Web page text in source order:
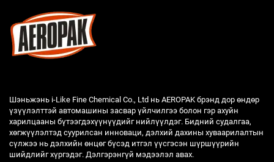
Шэньжэнь i-Like Fine Chemical Co., Ltd нь AEROPAK брэнд дор өндөр
үзүүлэлттэй автомашины засвар үйлчилгээ болон гэр ахуйн
харилцааны бүтээгдэхүүнүүдийг нийлүүлдэг. Бидний судалгаа,
хөгжүүлэлтэд суурилсан инноваци, дэлхий дахины хуваарилалтын
сүлжээ нь дэлхийн өнцөг бүсэд итгэл үүсгэсэн шүршүүрийн
шийдлийг хүргэдэг. Дэлгэрэнгүй мэдээлэл авах.